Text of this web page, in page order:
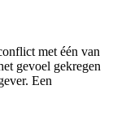
met één van
gevoel gekregen
Een